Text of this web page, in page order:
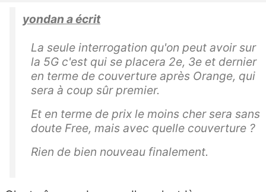
yondan a écrit
La seule interrogation qu'on peut avoir sur
la 5G c'est qui se placera 2e, 3e et dernier
en terme de couverture après Orange, qui
sera à coup sûr premier.
Et en terme de prix le moins cher sera sans
doute Free, mais avec quelle couverture ?
Rien de bien nouveau finalement.